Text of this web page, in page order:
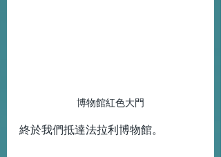
博物館紅色大門
終於我們抵達法拉利博物館。